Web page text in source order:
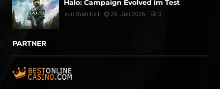
Halo: Campaign Evolved im Test
von Sven Evil 25. Juli 2026 0
PARTNER